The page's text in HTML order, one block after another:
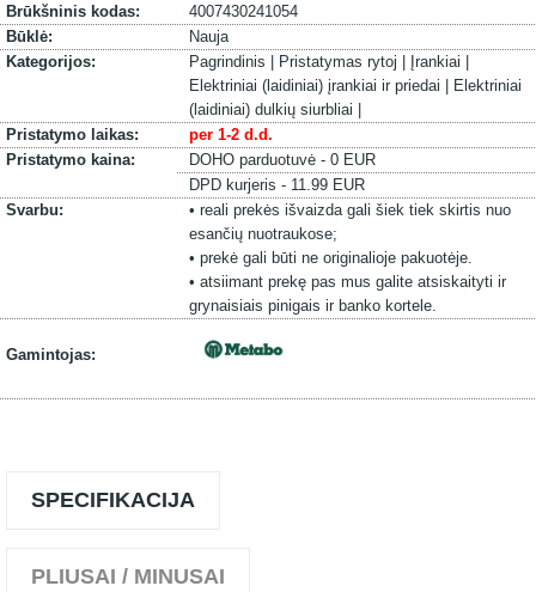
Brūkšninis kodas:
4007430241054
Būklė:
Nauja
Kategorijos:
Pagrindinis | Pristatymas rytoj |
Įrankiai |
Elektriniai (laidiniai) įrankiai ir priedai |
Elektriniai
(laidiniai) dulkių siurbliai |
Pristatymo laikas:
per 1-2 d.d.
Pristatymo kaina:
DOHO parduotuvė - 0 EUR
DPD kurjeris - 11.99 EUR
Svarbu:
• reali prekės išvaizda gali šiek tiek skirtis nuo
esančių nuotraukose;
• prekė gali būti ne originalioje pakuotėje.
• atsiimant prekę pas mus galite atsiskaityti ir
grynaisiais pinigais ir banko kortele.
Gamintojas:
SPECIFIKACIJA
PLIUSAI / MINUSAI